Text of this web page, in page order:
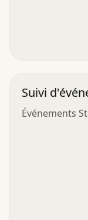
Suivi
Événements